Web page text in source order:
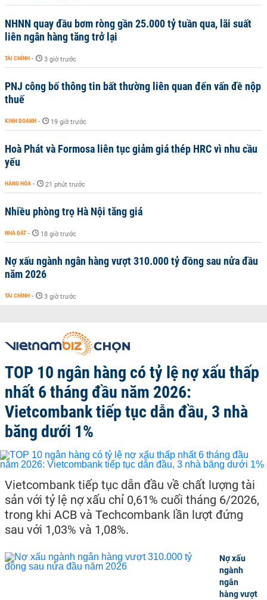
NHNN quay đầu bơm ròng gần 25.000 tỷ tuần qua, lãi suất
liên ngân hàng tăng trở lại
TÀI CHÍNH - 3 giờ trước
PNJ công bố thông tin bất thường liên quan đến vấn đề nộp
thuế
KINH DOANH - 19 giờ trước
Hoà Phát và Formosa liên tục giảm giá thép HRC vì nhu cầu
yếu
HÀNG HÓA - 21 phút trước
Nhiều phòng trọ Hà Nội tăng giá
NHÀ ĐẤT - 18 giờ trước
Nợ xấu ngành ngân hàng vượt 310.000 tỷ đồng sau nửa đầu
năm 2026
TÀI CHÍNH - 3 giờ trước
TOP 10 ngân hàng có tỷ lệ nợ xấu thấp
nhất 6 tháng đầu năm 2026:
Vietcombank tiếp tục dẫn đầu, 3 nhà
băng dưới 1%
Vietcombank tiếp tục dẫn đầu về chất lượng tài
sản với tỷ lệ nợ xấu chỉ 0,61% cuối tháng 6/2026,
trong khi ACB và Techcombank lần lượt đứng
sau với 1,03% và 1,08%.
Nợ xấu
ngành
ngân
hàng vượt